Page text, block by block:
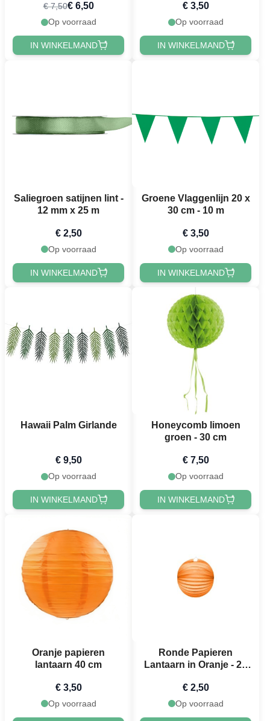
€ 7,50€ 6,50
Op voorraad
IN WINKELMAND
€ 3,50
Op voorraad
IN WINKELMAND
Saliegroen satijnen lint -
12 mm x 25 m
€ 2,50
Op voorraad
IN WINKELMAND
Groene Vlaggenlijn 20 x
30 cm - 10 m
€ 3,50
Op voorraad
IN WINKELMAND
Hawaii Palm Girlande
€ 9,50
Op voorraad
IN WINKELMAND
Honeycomb limoen
groen - 30 cm
€ 7,50
Op voorraad
IN WINKELMAND
Oranje papieren
lantaarn 40 cm
€ 3,50
Op voorraad
Ronde Papieren
Lantaarn in Oranje - 25
€ 2,50
Op voorraad